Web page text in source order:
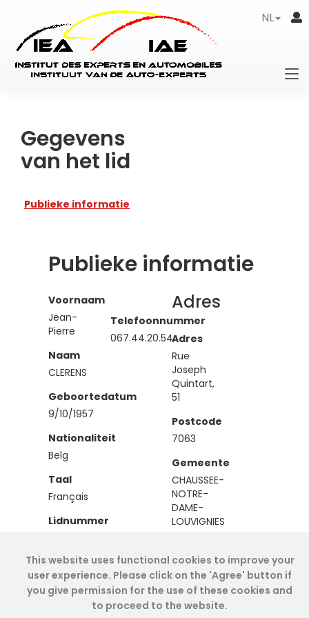
NL
Gegevens
van het lid
Publieke informatie
Publieke informatie
Voornaam
Jean-
Pierre
Naam
CLERENS
Geboortedatum
9/10/1957
Nationaliteit
Belg
Taal
Français
Lidnummer
Type
Effectief
Telefoonnummer
067.44.20.54
Adres
Adres
Rue
Joseph
Quintart,
51
Postcode
7063
Gemeente
CHAUSSEE-
NOTRE-
DAME-
LOUVIGNIES
This website uses functional cookies to improve your
user experience. Please click on the 'Agree' button if
you give permission for the use of these cookies and
to proceed to the website.